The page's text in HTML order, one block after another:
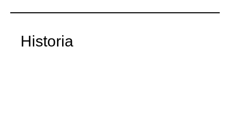
Historia